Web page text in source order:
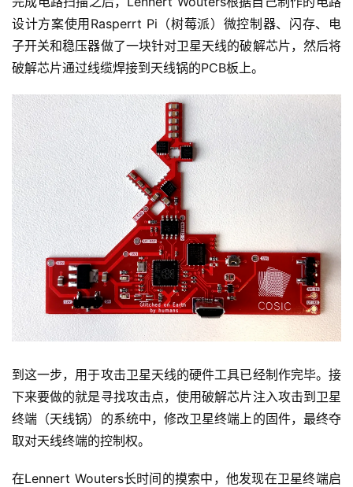
设计方案使用Rasperrt Pi（树莓派）微控制器、闪存、电
子开关和稳压器做了一块针对卫星天线的破解芯片，然后将
破解芯片通过线缆焊接到天线锅的PCB板上。
到这一步，用于攻击卫星天线的硬件工具已经制作完毕。接
下来要做的就是寻找攻击点，使用破解芯片注入攻击到卫星
终端（天线锅）的系统中，修改卫星终端上的固件，最终夺
取对天线终端的控制权。
在Lennert Wouters长时间的摸索中，他发现在卫星终端启